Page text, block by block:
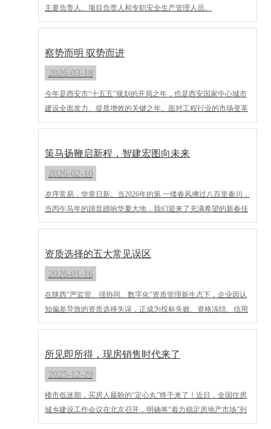
后，是约162万套烂尾楼和成千上万被拖垮的建筑分包商与供应
商。清盘人已变卖资产仅约2.55亿美元，而债权总额高达3500亿
退、高杠杆难以为继的今天，所有依赖“快周转、高负债”的工程
企业，都可能面临被深度洗牌的命运。
主要负责人、项目负责人和专职安全生产管理人员。
察势而明 驭势而进
2026-03-18
今年是西安市“十五五”规划的开局之年，也是西安国家中心城市
建设全面发力、提质增效的关键之年。面对工程行业的市场变革
与时代机遇，陕西中通智建企业管理咨询有限公司深耕西安本土
统工程资质业务的基础上，全面布局新赛道，以政策为引领，以
实干破困局，以创新谋重生，全力开启企业高质量发展的全新篇
章。
策马扬鞭启新程，智建宏图向未来
2026-02-10
岁序常易，华章日新。当2026年的第 一缕春风拂过八百里秦川，
当丙午马年的蹄音踏响华夏大地，我们迎来了充满希望的新春佳
节。值此辞旧迎新之际，陕西中通智建企业管理咨询有限公司，
新年问候和最 美好的新春祝福！
资质选择的五大常见误区
2026-01-16
在陕西“严监管、强协同、数字化”资质管理新生态下，企业因认
知偏差导致的资质选择失误，正成为投标失败、资格冻结、信用
降级的主因。以下是五大高频误区及其真实后果。
所见即所得，现房销售时代来了
2025-12-29
楼市低迷期，买房人最盼的“定心丸”终于来了！近日，全国住房
城乡建设工作会议在北京召开，明确将“着力稳定房地产市场”列
为2026年重点工作，而“推进现房销售制，实现所见即所得”这一